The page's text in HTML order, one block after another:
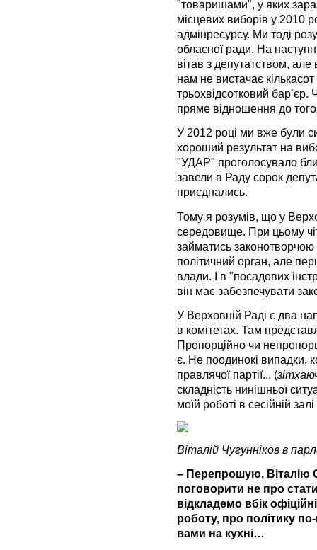
"товаришами", у яких
місцевих виборів у 2010
адмінресурсу. Ми тоді
обласної ради. На
вітав з депутатством,
нам не вистачає
трьохвідсотковий
пряме відношення до
У 2012 році ми вже були
хороший результат на
"УДАР" проголосувало
завели в Раду сорок
приєднались.
Тому я розумів, що у
середовище. При цьому
займатись
політичний орган, але
влади. І в "посадових
він має забезпечувати
У Верховній Раді є два
в комітетах. Там
Пропорційно чи
є. Не поодинокі випадки,
правлячої партії... (
складність нинішньої
моїй роботі в сесійній
Віталій Чугунніков в
– Перепрошую, Віталію
поговорити не про
відкладемо вбік
роботу, про політику
вами на кухні…